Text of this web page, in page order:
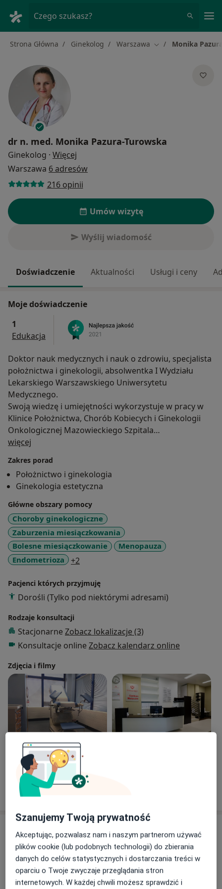
Czego szukasz?
Strona Główna Ginekolog Warszawa Zmień miasto
Monika
dr n. med. Monika Pazura-Turowska
Ginekolog · Więcej
Warszawa 6 adresów
216 opinii
Umów wizytę
Wyślij wiadomość
Doświadczenie Aktualności Usługi i ceny
Moje doświadczenie
1
Edukacja
Doktor nauk medycznych i nauk o zdrowiu, specjalista
położnictwa i ginekologii, absolwentka I Wydziału
Lekarskiego Warszawskiego Uniwersytetu
Medycznego.
Swoją wiedzę i umiejętności wykorzystuje w pracy w
Klinice Położnictwa, Chorób Kobiecych i Ginekologii
Onkologicznej Mazowieckiego Szpitala
Bródnowskiego.
Medycznym prowadziła badania dotyczące
wykorzystania USG w diagnostyce patologii narządu
rodnego.
Odbyła staże w wiodących klinikach w Szwajcarii,
Wielkiej Brytanii i Portugalii.
Uczestniczka licznych krajowych oraz zagranicznych
konferencji i szkoleń dotyczących m.in. prowadzenia
ciąży o przebiegu fizjologicznym, patologicznym,
nowoczesnych metod diagnostyki ultrasonograficznej
antykoncepcją.
więcej
Zakres porad
Położnictwo i ginekologia
Ginekologia estetyczna
Główne obszary pomocy
Choroby ginekologiczne
Zaburzenia miesiączkowania
Bolesne miesiączkowanie
Menopauza
Endometrioza
+2
Pacjenci których przyjmuję
Dorośli (Tylko pod niektórymi adresami)
Rodzaje konsultacji
Stacjonarne Zobacz lokalizacje (3)
Konsultacje online Zobacz kalendarz online
Zdjęcia i filmy
Zobacz galerię (4)
dr n. med. Monika Pazura-Turowska
Ksawerego Bronikowskiego 1/10a, 02-796
Warszawa
www.innova-med.pl | 699 712 502
Szanujemy Twoją prywatność
Akceptując, pozwalasz nam i naszym partnerom używać
plików cookie (lub podobnych technologii) do zbierania
danych do celów statystycznych i dostarczania treści w
oparciu o Twoje zwyczaje przeglądania stron
internetowych. W każdej chwili możesz sprawdzić i